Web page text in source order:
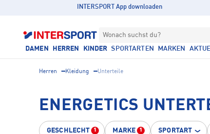
INTERSPORT App downloaden
Wonach suchst du?
DAMEN HERREN KINDER SPORTARTEN MARKEN
Herren Kleidung Unterteile
ENERGETICS
GESCHLECHT 1 MARKE 1 SPORTART